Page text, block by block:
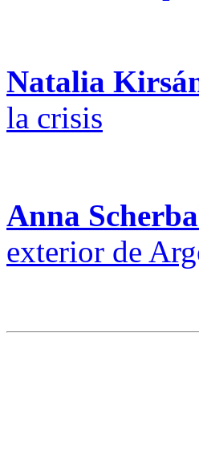
Natalia
la crisis
Anna
exterior de